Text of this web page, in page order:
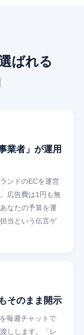
ばれる
業者」が運用
ンドのECを運営
広告費は1円も無
なたの予算を運
当という伝言ゲ
そのまま開示
毎週チャットで
しします。「レ